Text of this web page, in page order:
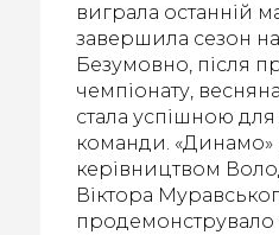
виграла останній
завершила сезон
Безумовно, після
чемпіонату,
стала успішною
команди. «Динамо»
керівництвом
Віктора
продемонструвало